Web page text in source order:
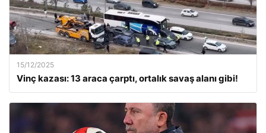
15/12/2025
Vinç kazası: 13 araca çarptı, ortalık savaş alanı gibi!